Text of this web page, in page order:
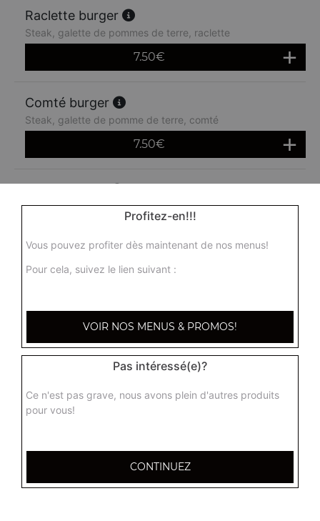
Raclette burger
Steak, galette de pommes de terre, raclette
7.50€
Comté burger
Steak, galette de pomme de terre, comté
7.50€
Steak, bacon, oeuf, cheddar
Menu classic burger
Menu chicken burger
Menu boursin burger
Steak, galette de pommes de terre, boursin, frites + 1
boisson 33 cl
Profitez-en!!!
Vous pouvez profiter dès maintenant de nos menus!
Pour cela, suivez le lien suivant :
VOIR NOS MENUS & PROMOS!
Pas intéressé(e)?
Ce n'est pas grave, nous avons plein d'autres produits
pour vous!
CONTINUEZ